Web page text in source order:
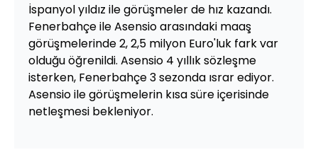
İspanyol yıldız ile görüşmeler de hız kazandı.
Fenerbahçe ile Asensio arasındaki maaş
görüşmelerinde 2, 2,5 milyon Euro'luk fark var
olduğu öğrenildi. Asensio 4 yıllık sözleşme
isterken, Fenerbahçe 3 sezonda ısrar ediyor.
Asensio ile görüşmelerin kısa süre içerisinde
netleşmesi bekleniyor.